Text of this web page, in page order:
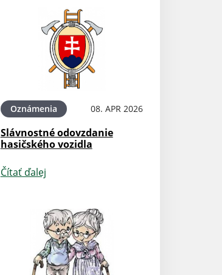
Oznámenia 08. APR 2026
Slávnostné odovzdanie
hasičského vozidla
Čítať ďalej